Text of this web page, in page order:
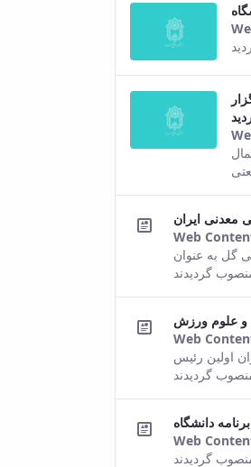
معدنی ایران
Web
گل به عنوان
گردیدند
و علوم ورزش
Web
اولین رئیس
گردیدند
دانشگاه
Web
گردیدند